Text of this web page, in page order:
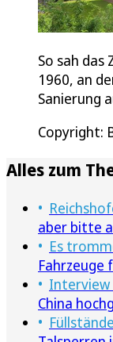
So sah
1960, an
Sanierung
Copyright:
Alles zum
aber bitte
Es
Fahrzeuge
Interview
China